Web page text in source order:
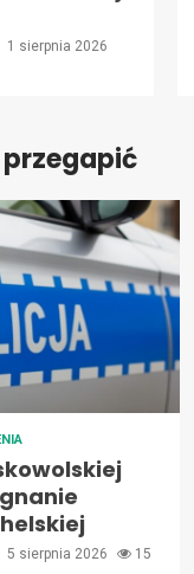
1 sierpnia 2026
przegapić
5 sierpnia 2026 15